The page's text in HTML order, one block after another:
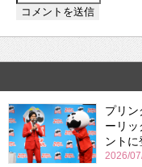
プリ
ーリ
ントに
2026/